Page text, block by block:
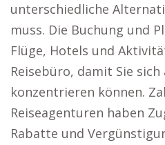
unterschiedliche
muss. Die Buchung und
Flüge, Hotels und
Reisebüro, damit Sie
konzentrieren können.
Reiseagenturen haben
Rabatte und